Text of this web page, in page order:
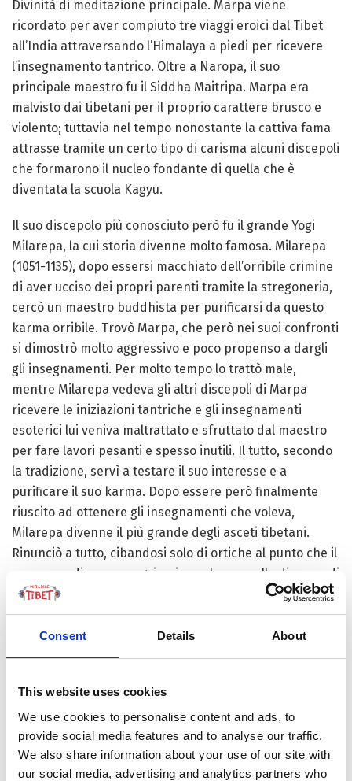
Consent Details About
This website uses cookies
We use cookies to personalise content and ads, to
provide social media features and to analyse our traffic.
We also share information about your use of our site with
our social media, advertising and analytics partners who
Divinità di meditazione principale. Marpa viene
ricordato per aver compiuto tre viaggi eroici dal Tibet
all’India attraversando l’Himalaya a piedi per ricevere
l’insegnamento tantrico. Oltre a Naropa, il suo
principale maestro fu il Siddha Maitripa. Marpa era
malvisto dai tibetani per il proprio carattere brusco e
violento; tuttavia nel tempo nonostante la cattiva fama
attrasse tramite un certo tipo di carisma alcuni discepoli
che formarono il nucleo fondante di quella che è
diventata la scuola Kagyu.
Il suo discepolo più conosciuto però fu il grande Yogi
Milarepa, la cui storia divenne molto famosa. Milarepa
(1051-1135), dopo essersi macchiato dell’orribile crimine
di aver ucciso dei propri parenti tramite la stregoneria,
cercò un maestro buddhista per purificarsi da questo
karma orribile. Trovò Marpa, che però nei suoi confronti
si dimostrò molto aggressivo e poco propenso a dargli
gli insegnamenti. Per molto tempo lo trattò male,
mentre Milarepa vedeva gli altri discepoli di Marpa
ricevere le iniziazioni tantriche e gli insegnamenti
esoterici lui veniva maltrattato e sfruttato dal maestro
per fare lavori pesanti e spesso inutili. Il tutto, secondo
la tradizione, servì a testare il suo interesse e a
purificare il suo karma. Dopo essere però finalmente
riuscito ad ottenere gli insegnamenti che voleva,
Milarepa divenne il più grande degli asceti tibetani.
Rinunciò a tutto, cibandosi solo di ortiche al punto che il
suo corpo divenne magrisssimo e la sua pelle divenne di
color verde. Milarepa raggiunse l’Illuminazione
praticando sopratutto il tantra di Chakrasamvara. Il suo
esempio ha ispirato miriadi di asceti dell’area
himalayana e molto famose sono diventate le sue
esperienza di rinuncia, misticismo e realizzazione.
Il principale discepolo di Milarepa fu il primo monaco
della scuola Kagyu, ovvero Gampopa (1079-1153). Lui, che
ricevette la trasmissione monastica nella linea di Atisha,